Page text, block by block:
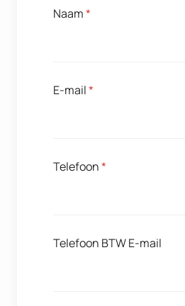
Naam*
E-mail*
Telefoon*
Telefoon BTW E-mail